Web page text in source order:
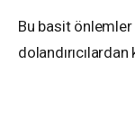
Bu basit